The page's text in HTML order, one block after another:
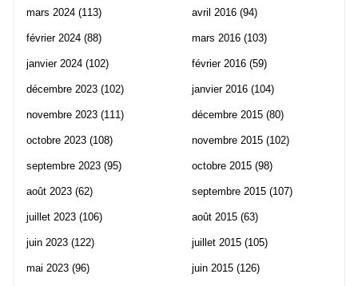
mars 2024 (113)
février 2024 (88)
janvier 2024 (102)
décembre 2023 (102)
novembre 2023 (111)
octobre 2023 (108)
septembre 2023 (95)
août 2023 (62)
juillet 2023 (106)
juin 2023 (122)
mai 2023 (96)
avril 2016 (94)
mars 2016 (103)
février 2016 (59)
janvier 2016 (104)
décembre 2015 (80)
novembre 2015 (102)
octobre 2015 (98)
septembre 2015 (107)
août 2015 (63)
juillet 2015 (105)
juin 2015 (126)